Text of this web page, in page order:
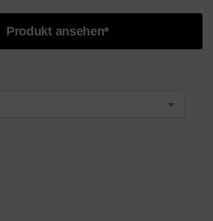
Produkt ansehen*